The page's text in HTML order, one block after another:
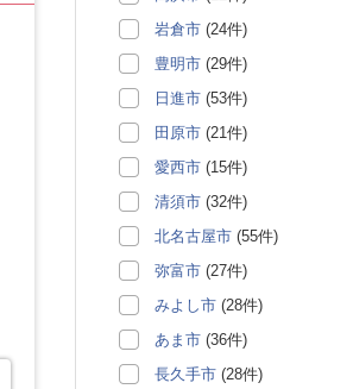
岩倉市 (24件)
豊明市 (29件)
日進市 (53件)
田原市 (21件)
愛西市 (15件)
清須市 (32件)
北名古屋市 (55件)
弥富市 (27件)
みよし市 (28件)
あま市 (36件)
長久手市 (28件)